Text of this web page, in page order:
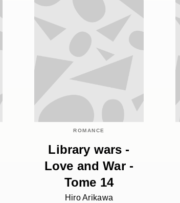
ROMANCE
Library wars -
Love and War -
Tome 14
Hiro Arikawa